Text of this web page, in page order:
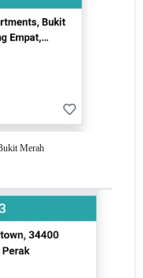
Merah